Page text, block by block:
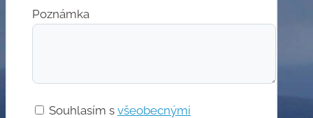
Poznámka
Souhlasím s všeobecnými